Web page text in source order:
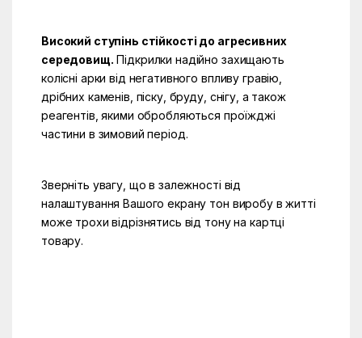
Високий ступінь стійкості до агресивних
середовищ. Підкрилки надійно захищають
колісні арки від негативного впливу гравію,
дрібних каменів, піску, бруду, снігу, а також
реагентів, якими обробляються проїжджі
частини в зимовий період.
Зверніть увагу, що в залежності від
налаштування Вашого екрану тон виробу в житті
може трохи відрізнятись від тону на картці
товару.